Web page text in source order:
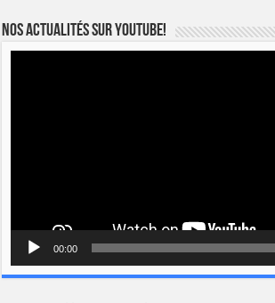
Nos actualités sur YOUTUBE!
00:00